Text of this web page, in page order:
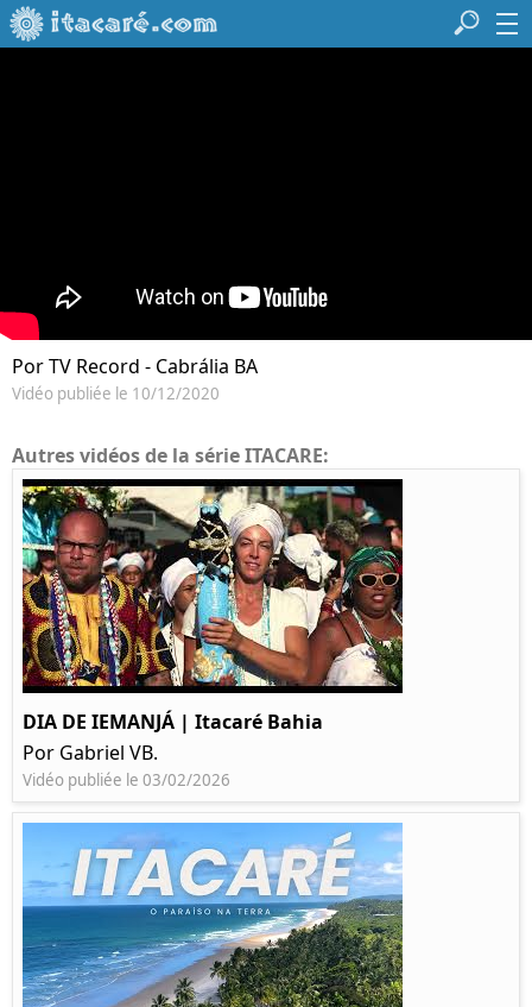
Por TV Record - Cabrália BA
Vidéo publiée le 10/12/2020
Autres vidéos de la série ITACARE:
DIA DE IEMANJÁ | Itacaré Bahia
Por Gabriel VB.
Vidéo publiée le 03/02/2026